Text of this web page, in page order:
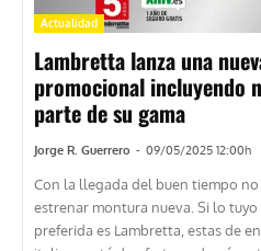
Actualidad
Lambretta lanza una
promocional incluyendo
parte de su gama
Jorge R. Guerrero - 09/05/2025 12:00h
Con la llegada del buen tiempo
estrenar montura nueva. Si lo
preferida es Lambretta, estas de